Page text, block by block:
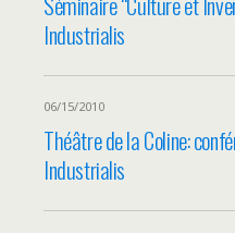
Industrialis
06/15/2010
Théâtre de la Coline:
Industrialis